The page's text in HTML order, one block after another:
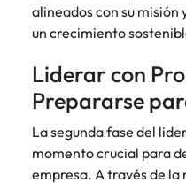
alineados con su misión
un crecimiento
Liderar con
Prepararse
La segunda fase del
momento crucial para
empresa. A través de la